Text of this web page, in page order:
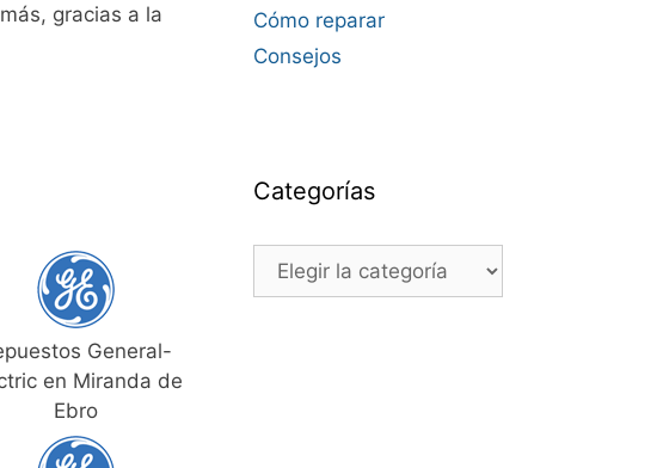
gracias a la
General-
en Miranda de
Ebro
Cómo reparar
Consejos
Categorías
Categorías